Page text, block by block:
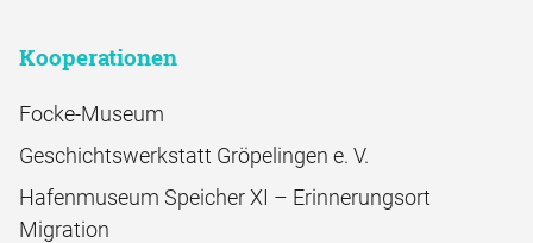
Kooperationen
Focke-Museum
Geschichtswerkstatt Gröpelingen e. V.
Hafenmuseum Speicher XI – Erinnerungsort
Migration